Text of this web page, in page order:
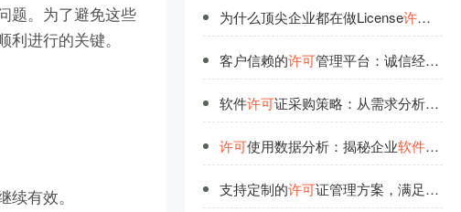
题。为了避免这些
进行的关键。
有效。
为什么顶尖企业都在做License许可
客户信赖的许可管理平台：诚信经营铸就行业口碑
软件许可证采购策略：从需求分析到供应商评估
许可使用数据分析：揭秘企业软件资产
支持定制的许可证管理方案，满足企业个性化需求